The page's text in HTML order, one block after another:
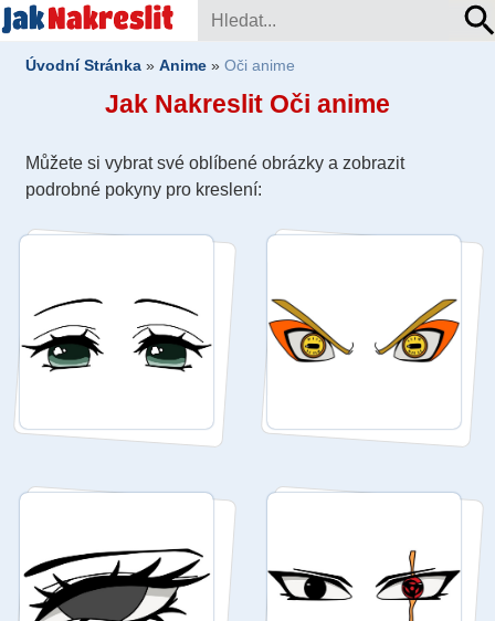
Úvodní Stránka »Anime »Oči anime
Jak Nakreslit Oči anime
Můžete si vybrat své oblíbené obrázky a zobrazit
podrobné pokyny pro kreslení: